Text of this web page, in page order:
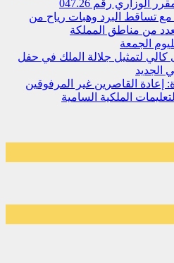
رقم 047.26
تساقط البرد وهبات رياح من
من مناطق المملكة
الجمعة
لتمثيل جلالة الملك في حفل
الجديد
إعادة القاصرين غير المرفوقين
الملكية السامية